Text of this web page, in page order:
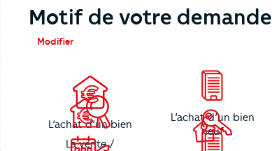
Motif de votre demande
Modifier
L’achat d’un bien
L’achat d’un bien
neuf
La vente /